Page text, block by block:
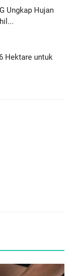
Ungkap Hujan
Hektare untuk